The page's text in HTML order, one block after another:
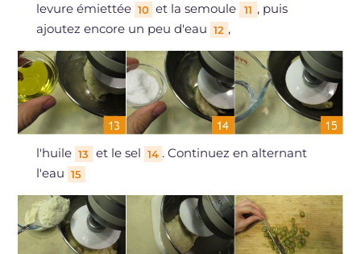
levure émiettée 10 et la semoule 11 , puis
ajoutez encore un peu d'eau 12 ,
l'huile 13 et le sel 14 . Continuez en alternant
l'eau 15